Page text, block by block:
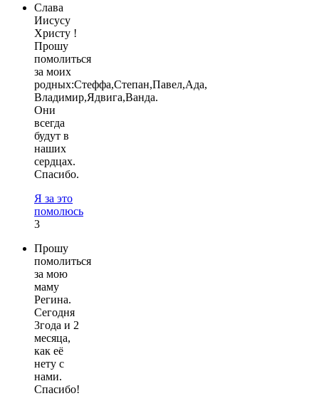
Слава
Иисусу
Христу !
Прошу
помолиться
за моих
родных:Стеффа,Степан,Павел,Ада,
Владимир,Ядвига,Ванда.
Они
всегда
будут в
наших
сердцах.
Спасибо.
Я за это
помолюсь
3
Прошу
помолиться
за мою
маму
Регина.
Сегодня
3года и 2
месяца,
как её
нету с
нами.
Спасибо!